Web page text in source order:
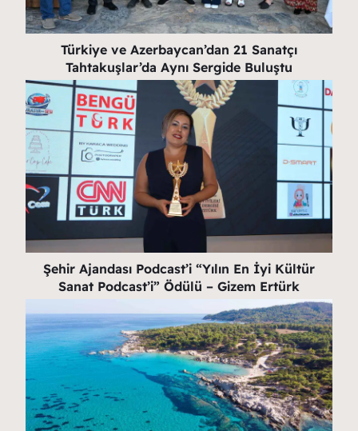
Türkiye ve Azerbaycan’dan 21 Sanatçı
Tahtakuşlar’da Aynı Sergide Buluştu
Şehir Ajandası Podcast’i “Yılın En İyi Kültür
Sanat Podcast’i” Ödülü – Gizem Ertürk